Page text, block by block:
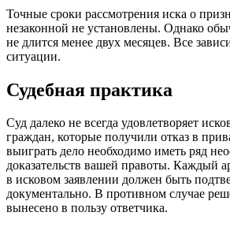
Точные сроки рассмотрения иска о
незаконной не установлены. Однако
не длится менее двух месяцев. Все
ситуации.
Судебная практика
Суд далеко не всегда удовлетворяет
граждан, которые получили отказ в
выиграть дело необходимо иметь ряд
доказательств вашей правоты. Каждый
в исковом заявлении должен быть
документально. В противном случае
вынесено в пользу ответчика.